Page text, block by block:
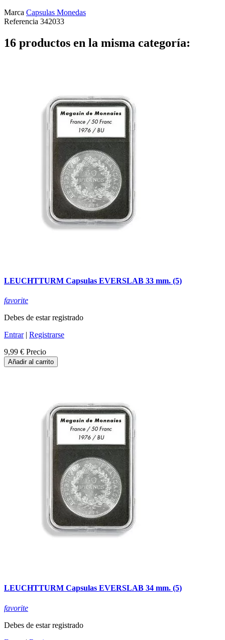
Marca Capsulas Monedas
Referencia 342033
16 productos en la misma categoría:
LEUCHTTURM Capsulas EVERSLAB 33 mm. (5)
favorite
Debes de estar registrado
Entrar| Registrarse
9,99 € Precio
Añadir al carrito
LEUCHTTURM Capsulas EVERSLAB 34 mm. (5)
favorite
Debes de estar registrado